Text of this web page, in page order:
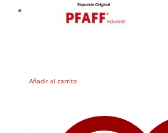
Añadir al carrito